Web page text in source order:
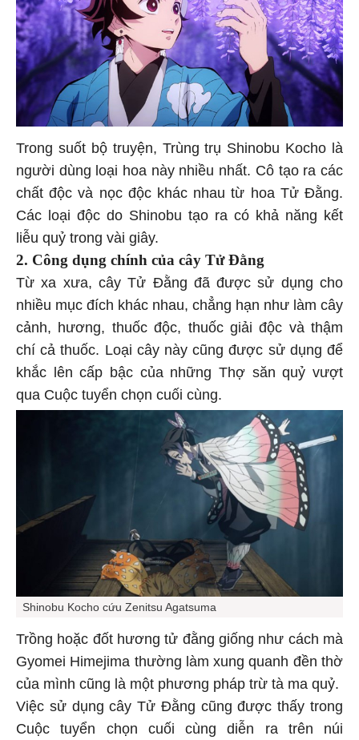
Trong suốt bộ truyện, Trùng trụ Shinobu Kocho là
người dùng loại hoa này nhiều nhất. Cô tạo ra các
chất độc và nọc độc khác nhau từ hoa Tử Đằng.
Các loại độc do Shinobu tạo ra có khả năng kết
liễu quỷ trong vài giây.
2. Công dụng chính của cây Tử Đằng
Từ xa xưa, cây Tử Đằng đã được sử dụng cho
nhiều mục đích khác nhau, chẳng hạn như làm cây
cảnh, hương, thuốc độc, thuốc giải độc và thậm
chí cả thuốc. Loại cây này cũng được sử dụng để
khắc lên cấp bậc của những Thợ săn quỷ vượt
qua Cuộc tuyển chọn cuối cùng.
Shinobu Kocho cứu Zenitsu Agatsuma
Trồng hoặc đốt hương tử đằng giống như cách mà
Gyomei Himejima thường làm xung quanh đền thờ
của mình cũng là một phương pháp trừ tà ma quỷ.
Việc sử dụng cây Tử Đằng cũng được thấy trong
Cuộc tuyển chọn cuối cùng diễn ra trên núi